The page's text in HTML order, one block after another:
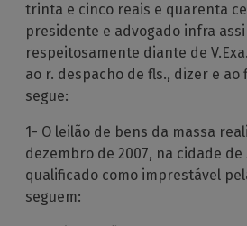
trinta e cinco reais e quarenta
presidente e advogado infra
respeitosamente diante de
ao r. despacho de fls., dizer e
segue:
1- O leilão de bens da massa
dezembro de 2007, na cidade de
qualificado como imprestável
seguem: